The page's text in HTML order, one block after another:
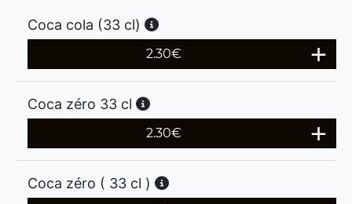
Coca cola (33 cl)
2.30€
Coca zéro 33 cl
2.30€
Coca zéro ( 33 cl )